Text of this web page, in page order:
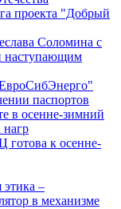
проекта "Добрый
Соломина с
наступающим
паспортов
в осенне-зимний
готова к осенне-
этика –
в механизме